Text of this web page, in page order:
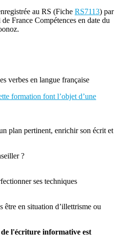
au RS (Fiche RS7113) par
France Compétences en date du
verbes en langue française
formation font l’objet d’une
plan pertinent, enrichir son écrit et
?
ses techniques
être en situation d’illettrisme ou
l'écriture informative est